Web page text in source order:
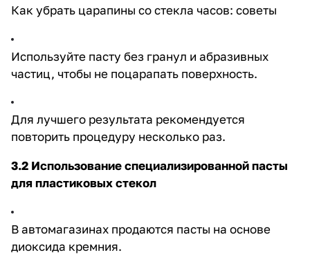
Как убрать царапины со стекла часов: советы
Используйте пасту без гранул и абразивных
частиц, чтобы не поцарапать поверхность.
Для лучшего результата рекомендуется
повторить процедуру несколько раз.
3.2 Использование специализированной пасты
для пластиковых стекол
В автомагазинах продаются пасты на основе
диоксида кремния.